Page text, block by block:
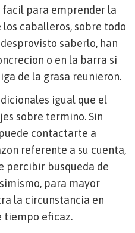
para emprender la
caballeros, sobre todo
saberlo, han
o en la barra si
de la grasa reunieron.
igual que el
sobre termino. Sin
contactarte a
referente a su cuenta,
percibir busqueda de
para mayor
la circunstancia en
tiempo eficaz.